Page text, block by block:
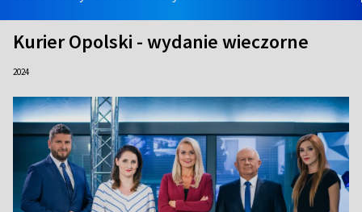
Kurier Opolski - wydanie wieczorne
2024